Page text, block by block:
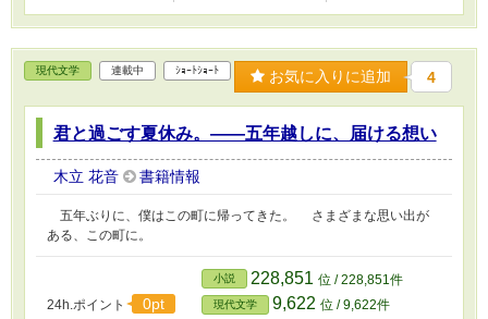
現代文学 連載中 ｼｮｰﾄｼｮｰﾄ お気に入りに追加 4
君と過ごす夏休み。――五年越しに、届ける想い
木立 花音 書籍情報
五年ぶりに、僕はこの町に帰ってきた。 さまざまな思い出が
ある、この町に。
24h.ポイント 0pt
小説 228,851 位 / 228,851件
現代文学 9,622 位 / 9,622件